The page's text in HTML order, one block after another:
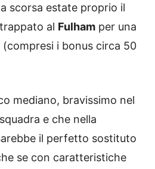
scorsa estate proprio il
al Fulham per una
i bonus circa 50
mediano, bravissimo nel
e che nella
il perfetto sostituto
se con caratteristiche